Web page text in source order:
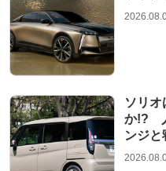
ソリオ
か!?
ンジ